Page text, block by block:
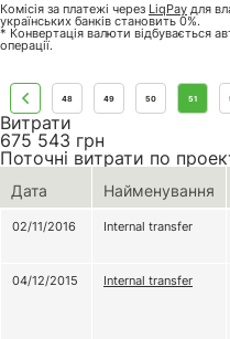
Комісія за платежі через LiqPay для
українських банків становить 0%.
* Конвертація валюти відбувається
операції.
48 49 50 51
Витрати
675 543 грн
Поточні витрати по
Дата Найменування
02/11/2016 Internal transfer
04/12/2015
Internal transfer